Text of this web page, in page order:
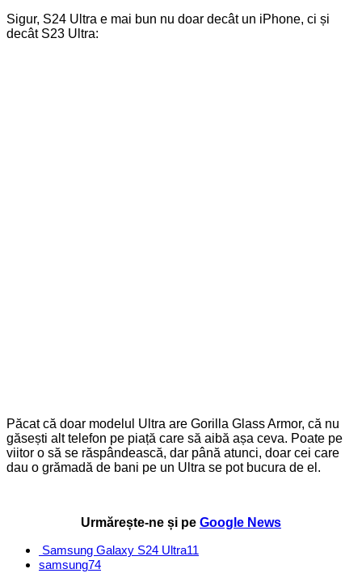
Sigur, S24 Ultra e mai bun nu doar decât un iPhone, ci și
decât S23 Ultra:
Păcat că doar modelul Ultra are Gorilla Glass Armor, că nu
găsești alt telefon pe piață care să aibă așa ceva. Poate pe
viitor o să se răspândească, dar până atunci, doar cei care
dau o grămadă de bani pe un Ultra se pot bucura de el.
Urmărește-ne și pe Google News
Samsung Galaxy S24 Ultra11
samsung74